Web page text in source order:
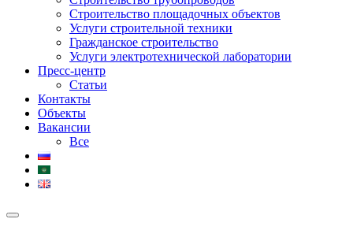
Строительство площадочных объектов
Услуги строительной техники
Гражданское строительство
Услуги электротехнической лаборатории
Пресс-центр
Статьи
Контакты
Объекты
Вакансии
Все